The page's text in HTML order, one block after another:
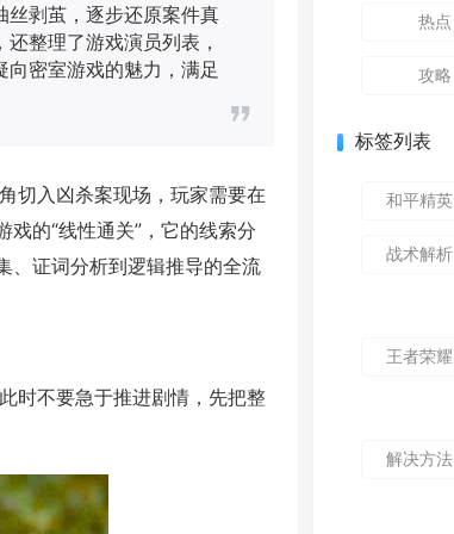
丝剥茧，逐步还原案件真
整理了游戏演员列表，
密室游戏的魅力，满足
切入凶杀案现场，玩家需要在
的“线性通关”，它的线索分
、证词分析到逻辑推导的全流
时不要急于推进剧情，先把整
热点
攻略
标签列表
和平精英
战术解析
王者荣耀
解决方法